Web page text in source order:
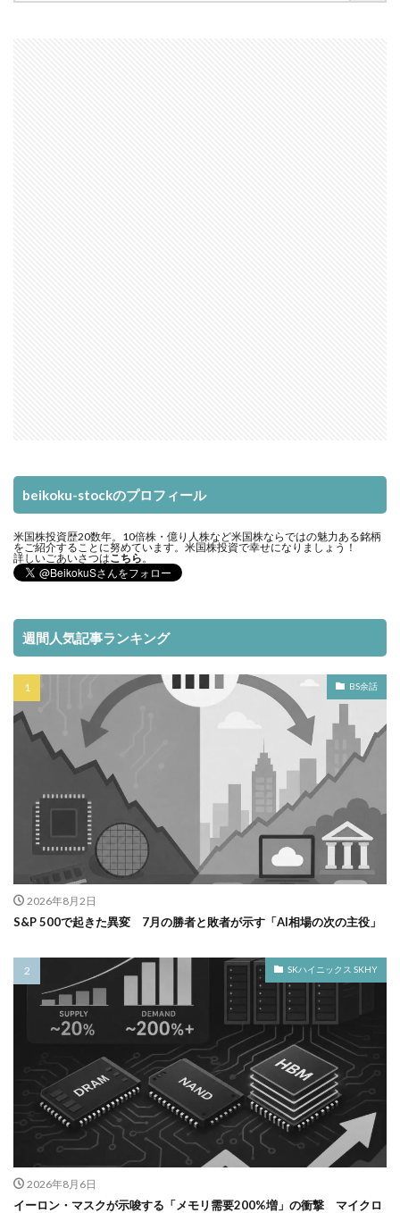
beikoku-stockのプロフィール
米国株投資歴20数年。10倍株・億り人株など米国株ならではの魅力ある銘柄
をご紹介することに努めています。米国株投資で幸せになりましょう！
詳しいごあいさつはこちら 。
週間人気記事ランキング
BS余話
2026年8月2日
S&P 500で起きた異変 7月の勝者と敗者が示す「AI相場の次の主役」
SKハイニックス SKHY
2026年8月6日
イーロン・マスクが示唆する「メモリ需要200%増」の衝撃 マイクロ